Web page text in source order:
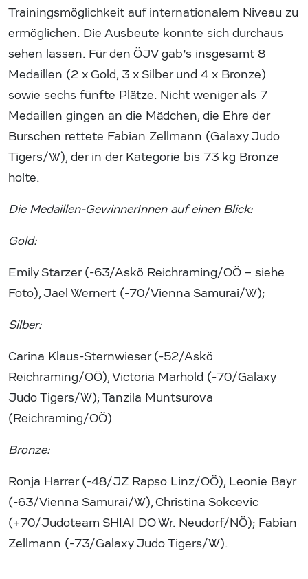
Trainingsmöglichkeit auf internationalem Niveau zu
ermöglichen. Die Ausbeute konnte sich durchaus
sehen lassen. Für den ÖJV gab’s insgesamt 8
Medaillen (2 x Gold, 3 x Silber und 4 x Bronze)
sowie sechs fünfte Plätze. Nicht weniger als 7
Medaillen gingen an die Mädchen, die Ehre der
Burschen rettete Fabian Zellmann (Galaxy Judo
Tigers/W), der in der Kategorie bis 73 kg Bronze
holte.
Die Medaillen-GewinnerInnen auf einen Blick:
Gold:
Emily Starzer (-63/Askö Reichraming/OÖ – siehe
Foto), Jael Wernert (-70/Vienna Samurai/W);
Silber:
Carina Klaus-Sternwieser (-52/Askö
Reichraming/OÖ), Victoria Marhold (-70/Galaxy
Judo Tigers/W); Tanzila Muntsurova
(Reichraming/OÖ)
Bronze:
Ronja Harrer (-48/JZ Rapso Linz/OÖ), Leonie Bayr
(-63/Vienna Samurai/W), Christina Sokcevic
(+70/Judoteam SHIAI DO Wr. Neudorf/NÖ); Fabian
Zellmann (-73/Galaxy Judo Tigers/W).